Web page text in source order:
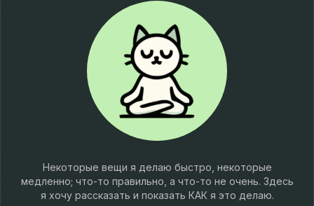
Некоторые вещи я делаю быстро, некоторые
медленно; что-то правильно, а что-то не очень. Здесь
я хочу рассказать и показать КАК я это делаю.